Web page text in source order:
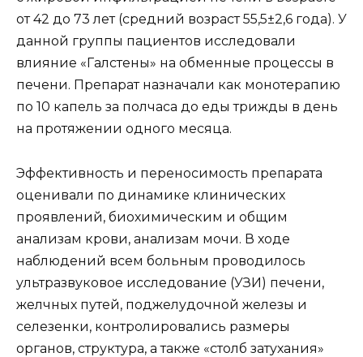
от 42 до 73 лет (средний возраст 55,5±2,6 года). У
данной группы пациентов исследовали
влияние «Галстены» на обменные процессы в
печени. Препарат назначали как монотерапию
по 10 капель за полчаса до еды трижды в день
на протяжении одного месяца.
Эффективность и переносимость препарата
оценивали по динамике клинических
проявлений, биохимическим и общим
анализам крови, анализам мочи. В ходе
наблюдений всем больным проводилось
ультразвуковое исследование (УЗИ) печени,
желчных путей, поджелудочной железы и
селезенки, контролировались размеры
органов, структура, а также «столб затухания»